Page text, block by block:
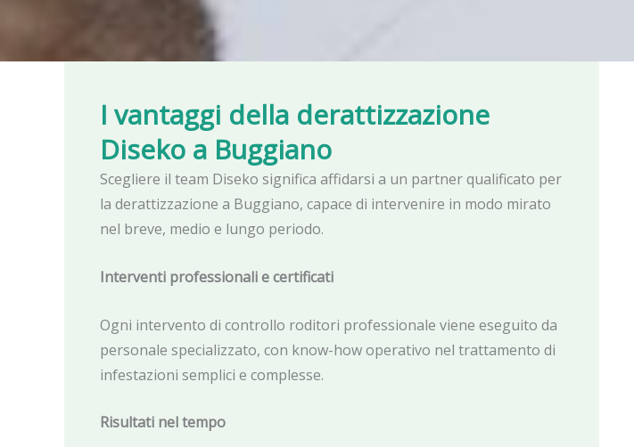
I vantaggi della derattizzazione
Diseko a Buggiano
Scegliere il team Diseko significa affidarsi a un partner qualificato per
la derattizzazione a Buggiano, capace di intervenire in modo mirato
nel breve, medio e lungo periodo.
Interventi professionali e certificati
Ogni intervento di controllo roditori professionale viene eseguito da
personale specializzato, con know-how operativo nel trattamento di
infestazioni semplici e complesse.
Risultati nel tempo